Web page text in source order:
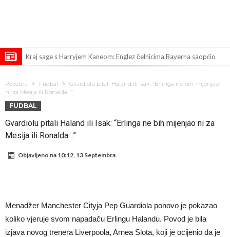
Kraj sage s Harryjem Kaneom: Englez čelnicima Bayerna saopćio
severnoameričkog fudbala zajedno udarili na Đanija Infantina
Od Junajteda do dna: “Trebao sam ostati kod roditelja”
Ferguson: Mourinho je trebao biti moj nasljednik, zvao me
telefonom i plakao
(VIDEO) “Haos” u Madridu – Alvarez se vraća u grad, “špijuni” već
Početna Fudbal
Gvardiolu pitali Haland ili Isak: “Erlinga ne bih mijenjao
ni za Mesija ili Ronalda…”
FUDBAL
Gvardiolu pitali Haland ili Isak: “Erlinga ne bih mijenjao ni za
Mesija ili Ronalda…”
Objavljeno na 10:12, 13 Septembra
Menadžer Manchester Cityja Pep Guardiola ponovo je pokazao
koliko vjeruje svom napadaču Erlingu Halandu. Povod je bila
izjava novog trenera Liverpoola, Arnea Slota, koji je ocijenio da je